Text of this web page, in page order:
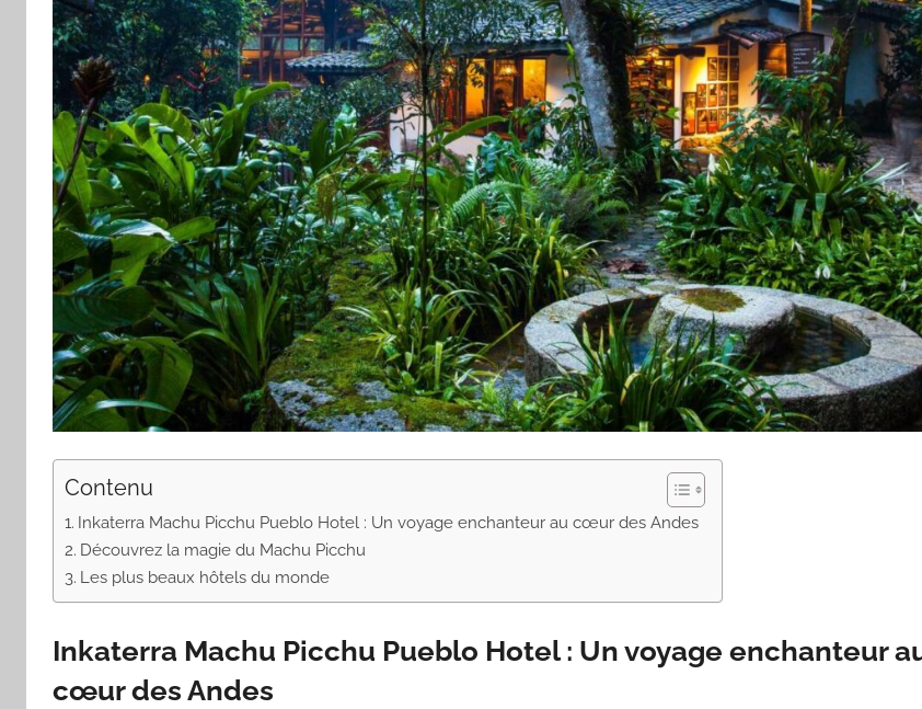
Contenu
Inkaterra Machu Picchu Pueblo Hotel : Un voyage enchanteur au cœur des Andes
Découvrez la magie du Machu Picchu
Les plus beaux hôtels du monde
Inkaterra Machu Picchu Pueblo Hotel : Un voyage enchanteur
cœur des Andes